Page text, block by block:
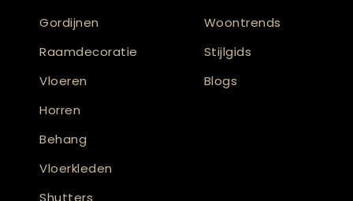
Gordijnen
Raamdecoratie
Vloeren
Horren
Behang
Vloerkleden
Shutters
Woontrends
Stijlgids
Blogs